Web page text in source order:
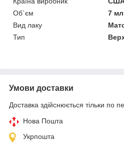
Об`єм
7 мл
Вид лаку
Тип
Умови доставки
Доставка здійснюється тільки по
Нова Пошта
Укрпошта